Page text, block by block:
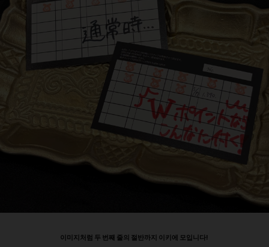
이미지처럼 두 번째 줄의 절반까지 이키에 모입니다! ️